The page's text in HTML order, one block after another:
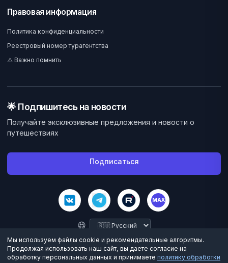
Правовая информация
Политика конфиденциальности
Реестровый номер турагентства
⚠️ Важно помнить
🌟 Подпишитесь на новости
Получайте эксклюзивные предложения и новости о
путешествиях
Подписаться
MAX
©2026Велес Вояж. Все права защищены.
Мы используем файлы cookie и рекомендательные алгоритмы.
Продолжая использовать наш сайт, вы даете согласие на
обработку персональных данных и принимаете политику обработки